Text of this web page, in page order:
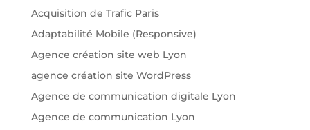
Acquisition de Trafic Paris
Adaptabilité Mobile (Responsive)
Agence création site web Lyon
agence création site WordPress
Agence de communication digitale Lyon
Agence de communication Lyon